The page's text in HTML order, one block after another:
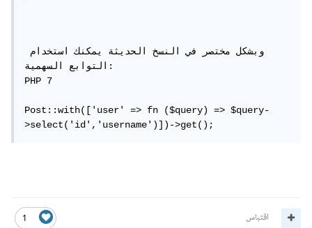
وبشكل مختصر في النسخ الحديثة يمكنك استخدام
التوابع السهمية:
PHP 7
Post::with(['user' => fn ($query) => $query-
>select('id','username')])->get();
1 اقتباس